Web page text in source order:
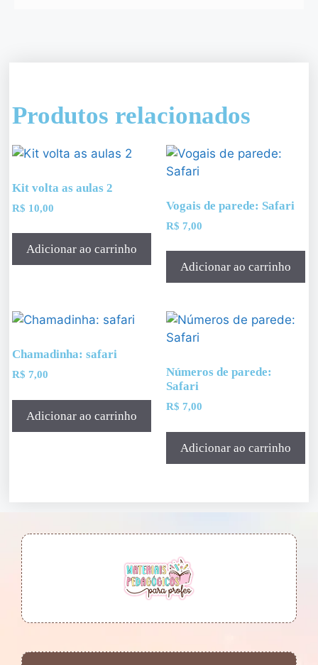
Produtos relacionados
Kit volta as aulas 2
R$ 10,00
Adicionar ao carrinho
Vogais de parede: Safari
R$ 7,00
Adicionar ao carrinho
Chamadinha: safari
R$ 7,00
Adicionar ao carrinho
Números de parede:
Safari
R$ 7,00
Adicionar ao carrinho